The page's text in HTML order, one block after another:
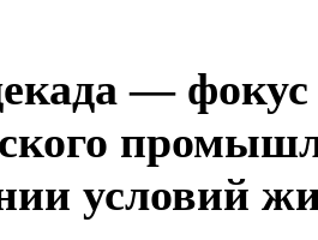
— фокус
условий